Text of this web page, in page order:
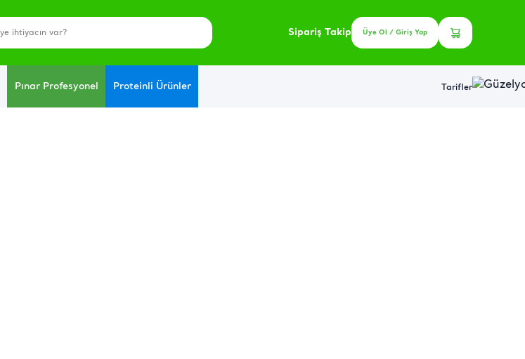
Sipariş Takip Üye Ol / Giriş Yap
Pınar Profesyonel Proteinli Ürünler Tarifler